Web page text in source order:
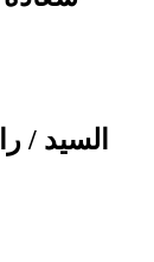
السيد /